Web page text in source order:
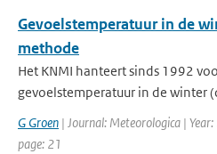
Gevoelstemperatuur in de
methode
Het KNMI hanteert sinds 1992
gevoelstemperatuur in de winter
G Groen | Journal: Meteorologica |
page: 21